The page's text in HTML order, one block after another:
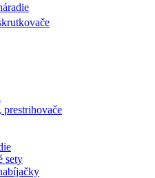
sety